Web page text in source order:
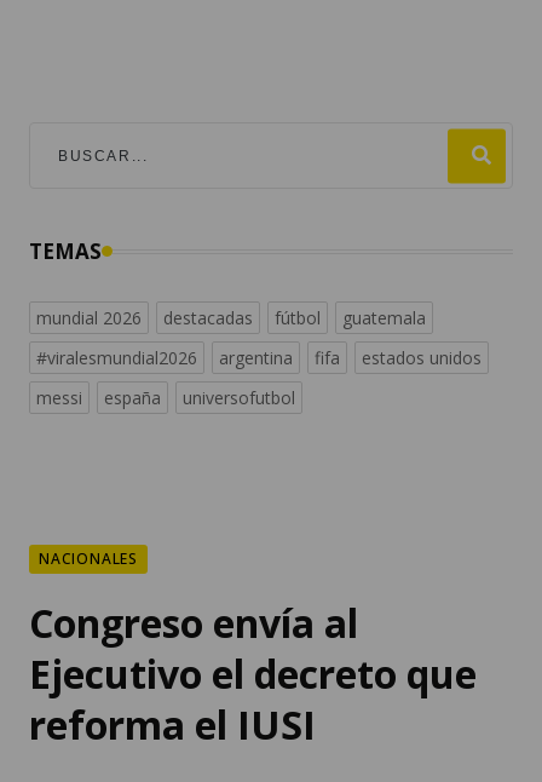
mundial 2026
messi
españa universofutbol
Congreso envía al
Ejecutivo el decreto que
reforma el IUSI
El Congreso aclaró que la exención